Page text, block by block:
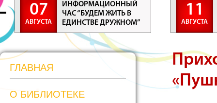
07
АВГУСТА
ИНФОРМАЦИОННЫЙ
ЧАС “БУДЕМ ЖИТЬ В
ЕДИНСТВЕ ДРУЖНОМ”
11
АВГУСТА
ГЛАВНАЯ
О БИБЛИОТЕКЕ